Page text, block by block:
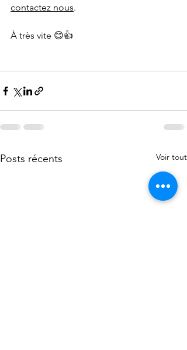
contactez nous.
À très vite 😊👍
Posts récents Voir tout